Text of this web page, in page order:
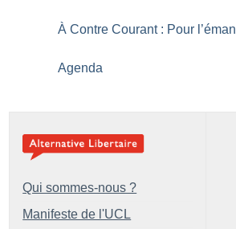
À Contre Courant : Pour
Agenda
Qui sommes-nous ?
Manifeste de l'UCL